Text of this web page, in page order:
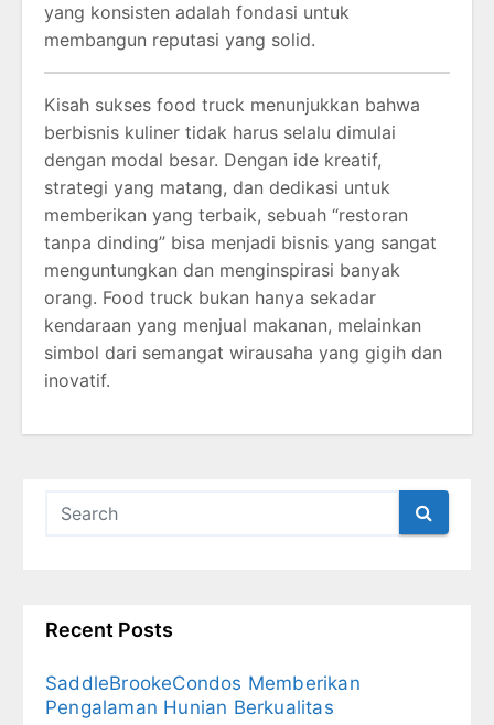
yang konsisten adalah fondasi untuk
membangun reputasi yang solid.
Kisah sukses food truck menunjukkan bahwa
berbisnis kuliner tidak harus selalu dimulai
dengan modal besar. Dengan ide kreatif,
strategi yang matang, dan dedikasi untuk
memberikan yang terbaik, sebuah “restoran
tanpa dinding” bisa menjadi bisnis yang sangat
menguntungkan dan menginspirasi banyak
orang. Food truck bukan hanya sekadar
kendaraan yang menjual makanan, melainkan
simbol dari semangat wirausaha yang gigih dan
inovatif.
Recent Posts
SaddleBrookeCondos Memberikan
Pengalaman Hunian Berkualitas